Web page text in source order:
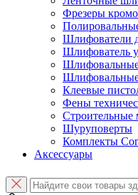
Фрезеры
Шлифователи
Шлифователь
Клеевые
Фены
Строительные
Шуруповерты
Комплекты
Аксессуары